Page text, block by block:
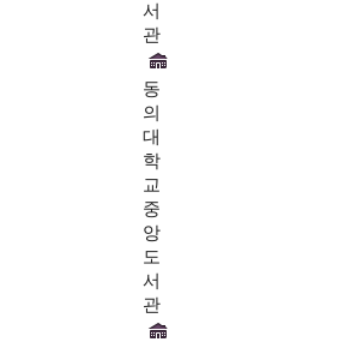
서
관
동
의
대
학
교
중
앙
도
서
관